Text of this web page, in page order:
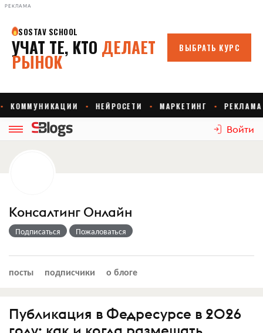
РЕКЛАМА
Войти
Консалтинг Онлайн
Подписаться Пожаловаться
посты подписчики о блоге
Публикация в Федресурсе в 2026